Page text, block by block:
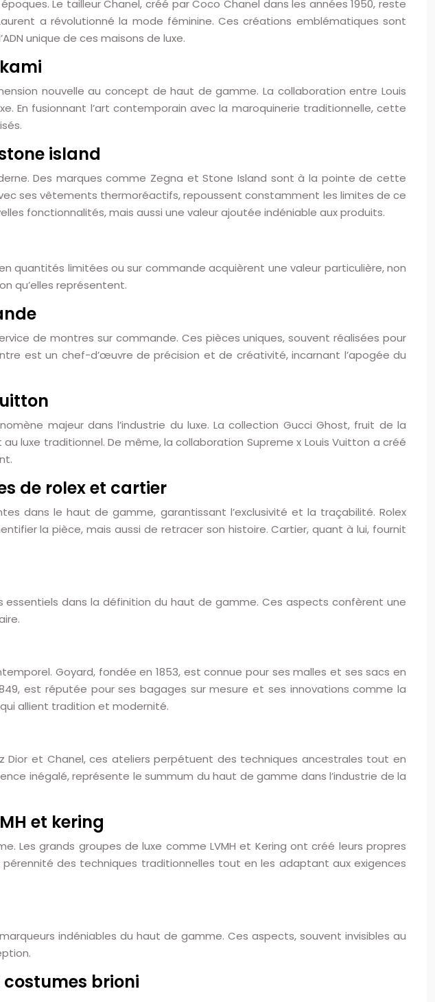
Le tailleur Chanel, créé par Coco Chanel dans les années 1950, reste
a révolutionné la mode féminine. Ces créations emblématiques sont
unique de ces maisons de luxe.
nouvelle au concept de haut de gamme. La collaboration entre Louis
En fusionnant l’art contemporain avec la maroquinerie traditionnelle, cette
island
Des marques comme Zegna et Stone Island sont à la pointe de cette
ses vêtements thermoréactifs, repoussent constamment les limites de ce
fonctionnalités, mais aussi une valeur ajoutée indéniable aux produits.
quantités limitées ou sur commande acquièrent une valeur particulière, non
qu’elles représentent.
de montres sur commande. Ces pièces uniques, souvent réalisées pour
est un chef-d’œuvre de précision et de créativité, incarnant l’apogée du
majeur dans l’industrie du luxe. La collection Gucci Ghost, fruit de la
luxe traditionnel. De même, la collaboration Supreme x Louis Vuitton a créé
de rolex et cartier
dans le haut de gamme, garantissant l’exclusivité et la traçabilité. Rolex
la pièce, mais aussi de retracer son histoire. Cartier, quant à lui, fournit
dans la définition du haut de gamme. Ces aspects confèrent une
Goyard, fondée en 1853, est connue pour ses malles et ses sacs en
est réputée pour ses bagages sur mesure et ses innovations comme la
allient tradition et modernité.
et Chanel, ces ateliers perpétuent des techniques ancestrales tout en
inégalé, représente le summum du haut de gamme dans l’industrie de la
et kering
Les grands groupes de luxe comme LVMH et Kering ont créé leurs propres
des techniques traditionnelles tout en les adaptant aux exigences
indéniables du haut de gamme. Ces aspects, souvent invisibles au
costumes brioni